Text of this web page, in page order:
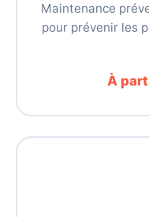
Maintenance
pour prévenir les
À